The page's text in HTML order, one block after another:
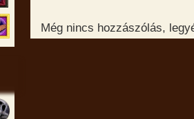
Még nincs hozzászólás,